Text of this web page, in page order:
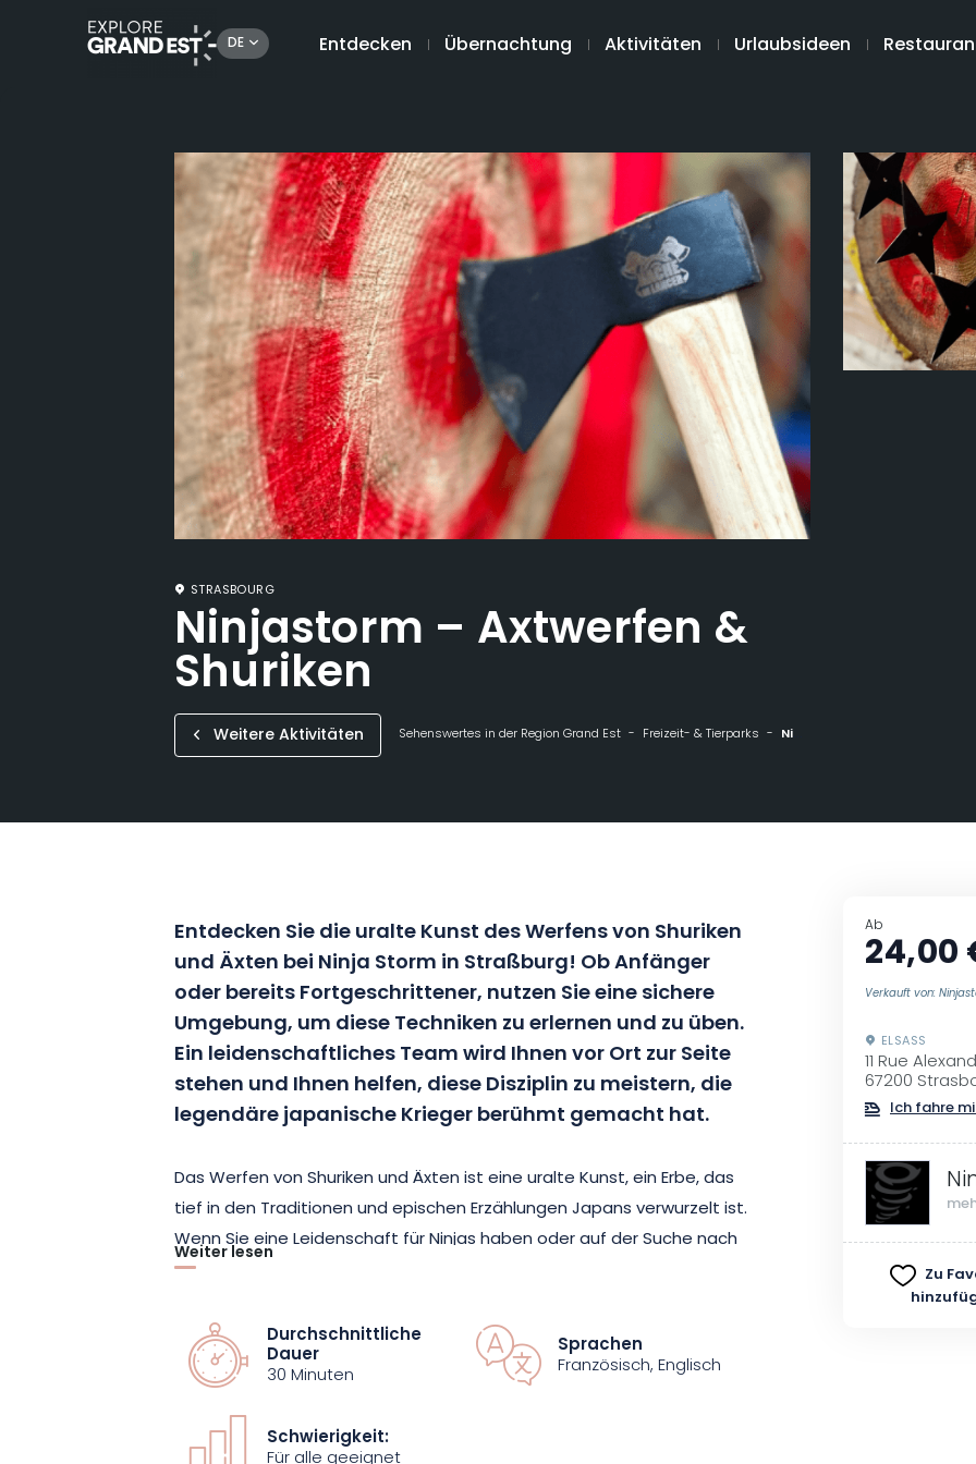
DE Entdecken Übernachtung Aktivitäten Urlaubsideen
STRASBOURG
Ninjastorm – Axtwerfen &
Shuriken
Weitere Aktivitäten Sehenswertes in der Region Grand Est Freizeit- & Tierparks Ninjastorm - Axtwerfen & Shuriken
Entdecken Sie die uralte Kunst des Werfens von Shuriken
und Äxten bei Ninja Storm in Straßburg! Ob Anfänger
oder bereits Fortgeschrittener, nutzen Sie eine sichere
Umgebung, um diese Techniken zu erlernen und zu üben.
Ein leidenschaftliches Team wird Ihnen vor Ort zur Seite
stehen und Ihnen helfen, diese Disziplin zu meistern, die
legendäre japanische Krieger berühmt gemacht hat.
Das Werfen von Shuriken und Äxten ist eine uralte Kunst, ein Erbe, das
tief in den Traditionen und epischen Erzählungen Japans verwurzelt ist.
Wenn Sie eine Leidenschaft für Ninjas haben oder auf der Suche nach
neuen Sensationen sind, ist diese Aktivität genau das Richtige für Sie!
stellen Sie sich in einer sicheren Umgebung und unter der Aufsicht eines
erfahrenen Teams auf eine der beiden Wurfbahnen von Ninja Storm.
Eine Sitzung gilt für eine Gruppe von 3 Personen und dauert 30 Minuten.
So können Sie Ihre Präzision schärfen und den Nervenkitzel des Werfens
Weiter lesen
Durchschnittliche
Dauer
30 Minuten
Sprachen
Französisch, Englisch
Schwierigkeit:
Für alle geeignet
Ab
24,00
Verkauft von:
ELSASS
11 Rue
67200
Ich fahre
Zu